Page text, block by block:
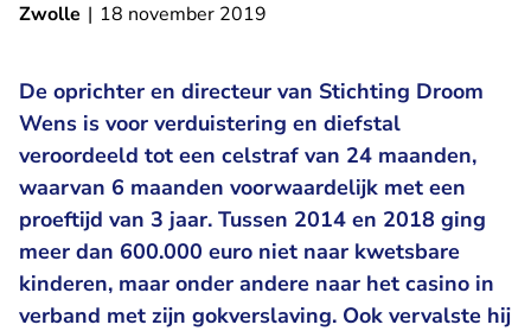
Zwolle | 18 november 2019
De oprichter en directeur van Stichting Droom
Wens is voor verduistering en diefstal
veroordeeld tot een celstraf van 24 maanden,
waarvan 6 maanden voorwaardelijk met een
proeftijd van 3 jaar. Tussen 2014 en 2018 ging
meer dan 600.000 euro niet naar kwetsbare
kinderen, maar onder andere naar het casino in
verband met zijn gokverslaving. Ook vervalste hij